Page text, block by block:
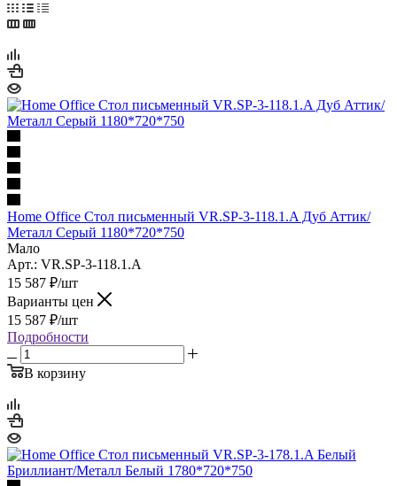
Home Office Стол письменный VR.SP-3-118.1.A Дуб Аттик/
Металл Серый 1180*720*750
Мало
Арт.: VR.SP-3-118.1.A
15 587 ₽/шт
Варианты цен
15 587 ₽/шт
Подробности
В корзину